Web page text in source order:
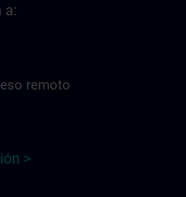
a:
remoto
>